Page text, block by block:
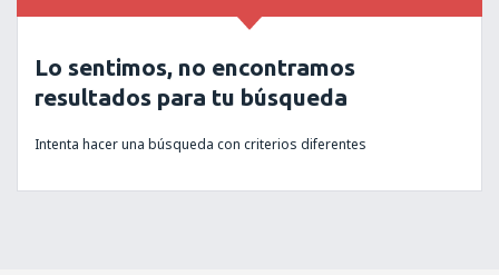
Lo sentimos, no encontramos
resultados para tu búsqueda
Intenta hacer una búsqueda con criterios diferentes